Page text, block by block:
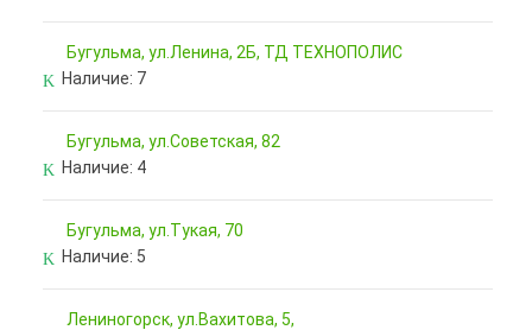
Бугульма, ул.Ленина, 2Б, ТД ТЕХНОПОЛИС
Наличие: 7
Бугульма, ул.Советская, 82
Наличие: 4
Бугульма, ул.Тукая, 70
Наличие: 5
Лениногорск, ул.Вахитова, 5,